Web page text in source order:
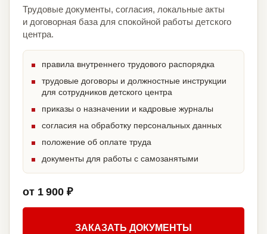
Трудовые документы, согласия, локальные акты
и договорная база для спокойной работы детского
центра.
правила внутреннего трудового распорядка
трудовые договоры и должностные инструкции
для сотрудников детского центра
приказы о назначении и кадровые журналы
согласия на обработку персональных данных
положение об оплате труда
документы для работы с самозанятыми
от 1 900 ₽
ЗАКАЗАТЬ ДОКУМЕНТЫ